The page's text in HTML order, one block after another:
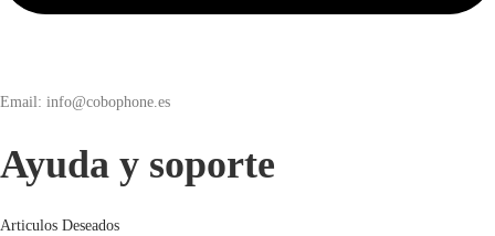
Email: info@cobophone.es
Ayuda y soporte
Articulos Deseados